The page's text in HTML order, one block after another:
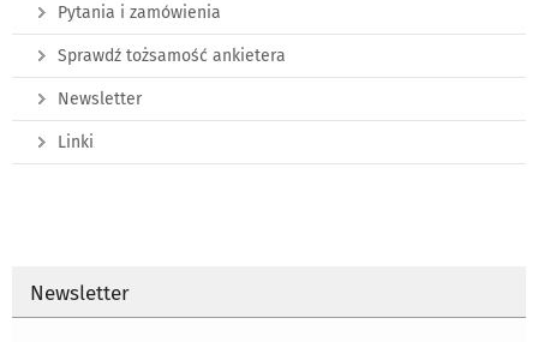
Pytania i zamówienia
Sprawdź tożsamość ankietera
Newsletter
Linki
Newsletter